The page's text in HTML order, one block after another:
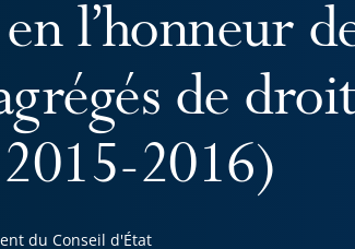
l’honneur
de
2016)
du Conseil d'État